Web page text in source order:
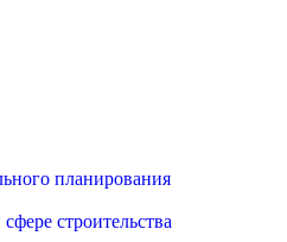
планирования
строительства